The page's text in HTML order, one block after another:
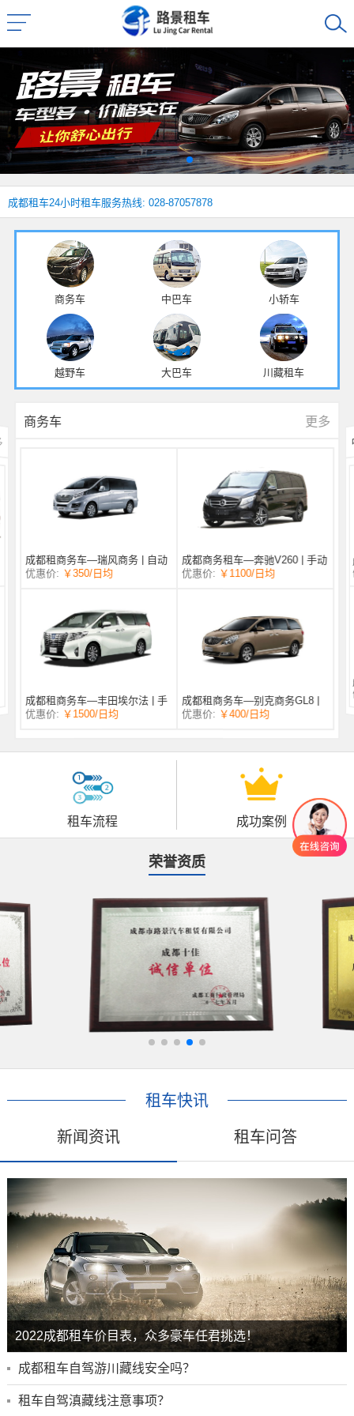
成都租车24小时租车服务热线: 028-87057878
商务车 中巴车 小轿车
越野车 大巴车 川藏租车
商务车 更多
成都租商务车—瑞风商务 | 自动
挡 | 7座
优惠价: ￥350/日均
成都商务租车—奔驰V260 | 手动
挡 |
优惠价: ￥1100/日均
成都租商务车—丰田埃尔法 | 手
自一体 |
优惠价: ￥1500/日均
成都租商务车—别克商务GL8 |
自动挡 | 7座
优惠价: ￥400/日均
租车流程 成功案例
荣誉资质
租车快讯
新闻资讯 租车问答
2022成都租车价目表，众多豪车任君挑选！
成都租车自驾游川藏线安全吗？
租车自驾滇藏线注意事项？